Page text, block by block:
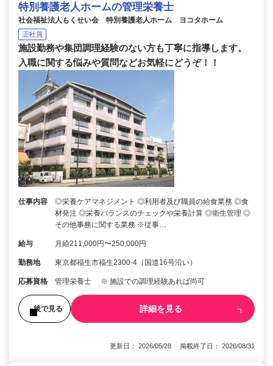
特別養護老人ホームの管理栄養士
社会福祉法人もくせい会 特別養護老人ホーム ヨコタホーム
正社員
施設勤務や集団調理経験のない方も丁寧に指導します。
入職に関する悩みや質問などお気軽にどうぞ！！
仕事内容
◎栄養ケアマネジメント ◎利用者及び職員の給食業務 ◎食
材発注 ◎栄養バランスのチェックや栄養計算 ◎衛生管理 ◎
その他事務に関する業務 ※従事…
給与 月給211,000円〜250,000円
勤務地 東京都福生市福生2300-4（国道16号沿い）
応募資格 管理栄養士 ※ 施設での調理経験あれば尚可
後で見る 詳細を見る
更新日： 2026/05/28 掲載終了日： 2026/08/31